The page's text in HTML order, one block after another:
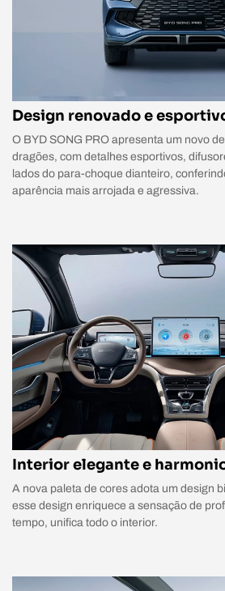
Design renovado e
O BYD SONG PRO apresenta um novo
dragões, com detalhes esportivos,
lados do para-choque dianteiro,
aparência mais arrojada e agressiva.
Interior elegante e
A nova paleta de cores adota um design
esse design enriquece a sensação de
tempo, unifica todo o interior.